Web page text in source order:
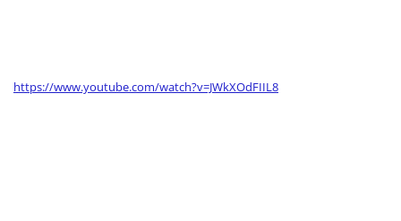
https://www.youtube.com/watch?v=JWkXOdFIIL8